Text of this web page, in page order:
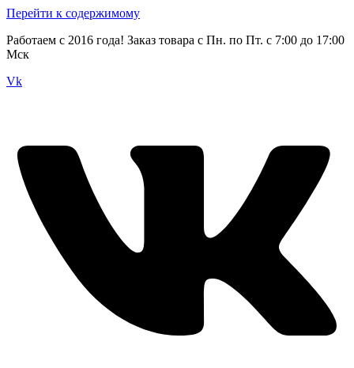
Перейти к содержимому
Работаем с 2016 года! Заказ товара с Пн. по Пт. с 7:00 до 17:00
Мск
Vk